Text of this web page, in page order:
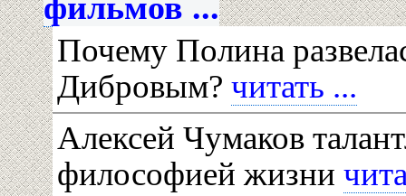
фильмов ...
Почему Полина
Дибровым? читать ...
Алексей Чумаков
философией жизни